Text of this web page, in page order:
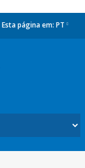
Esta página em: PT